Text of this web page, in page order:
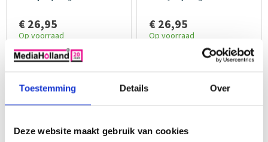
Toestemming Details Over
Deze website maakt gebruik van cookies
€ 26,95
Op voorraad
€ 26,95
Op voorraad
MediaHolland is een betrouwbare leverancier van een